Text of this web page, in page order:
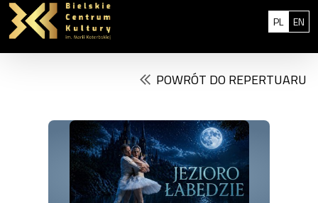
Przejdź do treści
PL Polski
EN
: 0
POWRÓT DO REPERTUARU